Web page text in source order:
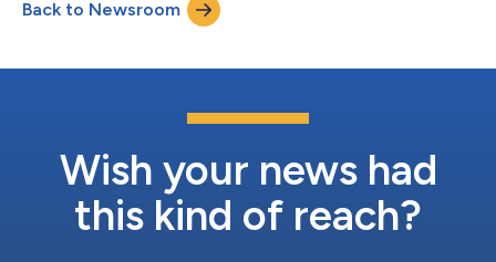
Excelence Mohammed Hassan Omran Alshamsi, a starosta
Miami Francis Suarez. Jeho Výsost šejk...
Back to Newsroom
Wish your news had
this kind of reach?